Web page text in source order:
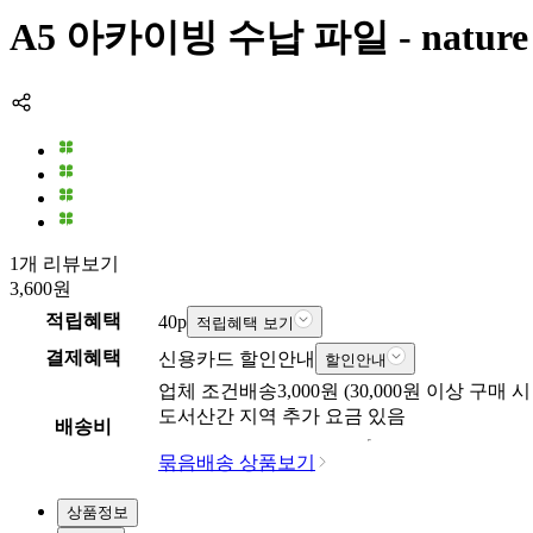
A5 아카이빙 수납 파일 - nature
1개 리뷰보기
3,600원
적립혜택
40p 적립혜택 보기
결제혜택 신용카드 할인안내 할인안내
배송비
업체 조건배송3,000원 (30,000원 이상 구매
도서산간 지역 추가 요금 있음
묶음배송 상품보기
상품정보